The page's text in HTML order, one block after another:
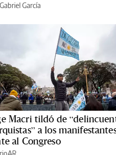
García
Macri tildó de
a los
al Congreso